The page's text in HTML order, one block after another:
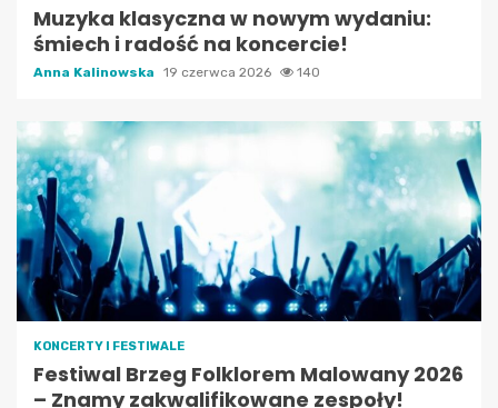
Muzyka klasyczna w nowym wydaniu:
śmiech i radość na koncercie!
Anna Kalinowska 19 czerwca 2026 140
KONCERTY I FESTIWALE
Festiwal Brzeg Folklorem Malowany 2026
– Znamy zakwalifikowane zespoły!